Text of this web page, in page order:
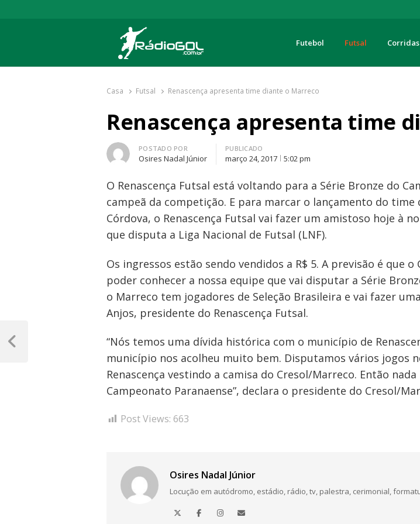
Rádio Gol
Há mais de 20 anos com as melhores coberturas
Futebol Futsal Corridas
Casa Futsal Renascença apresenta time diante o Marreco
Renascença apresenta time
Autor
POSTADO POR
Osires Nadal Júnior
PUBLICADO
março 24, 2017 5:02 pm
O Renascença Futsal está voltando para a Série Bronze do
campeã da competição. E para marcar o lançamento do
Córdova, o Renascença Futsal vai fazer um amistoso hoje à
que disputa a Liga Nacional de Futsal (LNF).
Os ingressos estão sendo vendidos a R$ 5. A previsão é que
poder conhecer a nossa equipe que vai disputar a Série
o Marreco tem jogadores de Seleção Brasileira e vai fazer
Anjos, presidente do Renascença Futsal.
“Nós temos uma dívida histórica com o município de
município nos acolheu muito bem. Disputamos vários jogos
Renascença vestindo a camisa do Cresol/Marreco. Então
Campeonato Paranaense”, declara o presidente do Cresol/
Post Views: 663
Osires Nadal Júnior
Locução em autódromo, estádio, rádio, tv, palestra, cerimonial,
Navegação
de
Post